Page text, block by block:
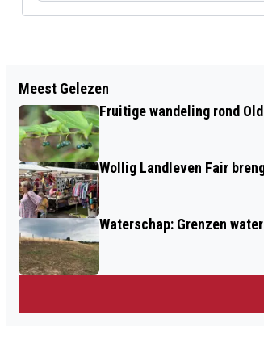
FOTOCLUB DE WOLDEN KIEST
WINNAARS CLUBWEDSTRIJD
WERK
Meest Gelezen
Fruitige wandeling rond
Wollig Landleven Fair
Waterschap: Grenzen